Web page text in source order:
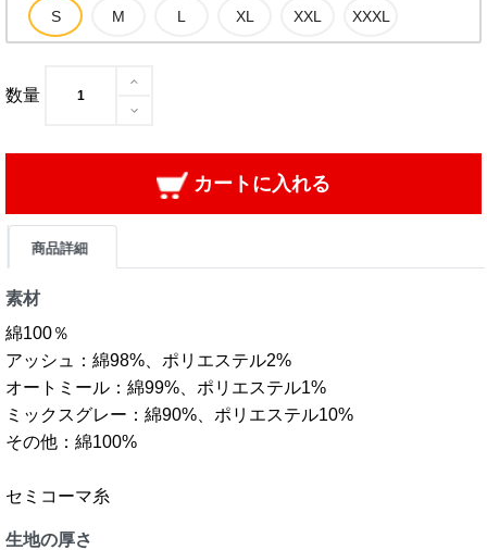
数量
カートに入れる
商品詳細
素材
綿100％
アッシュ：綿98%、ポリエステル2%
オートミール：綿99%、ポリエステル1%
ミックスグレー：綿90%、ポリエステル10%
その他：綿100%
セミコーマ糸
生地の厚さ